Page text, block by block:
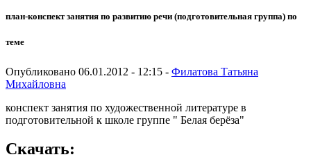
план-конспект занятия по развитию речи (подготовительная группа) по
теме
Опубликовано 06.01.2012 - 12:15 - Филатова Татьяна
Михайловна
конспект занятия по художественной литературе в
подготовительной к школе группе " Белая берёза"
Скачать: